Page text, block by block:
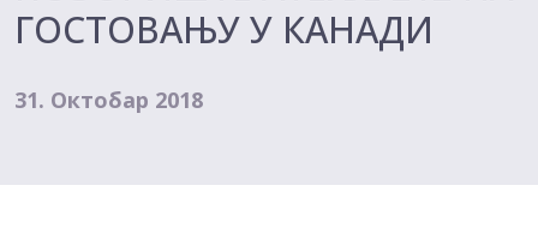
ГОСТОВАЊУ У КАНАДИ
31. Октобар 2018